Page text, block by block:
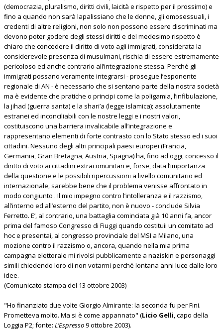
(democrazia, pluralismo, diritti civili, laicità e rispetto per il prossimo) e
fino a quando non sarà lapalissiano che le donne, gli omosessuali, i
credenti di altre religioni, non solo non possono essere discriminati ma
devono poter godere degli stessi diritti e del medesimo rispetto è
chiaro che concedere il diritto di voto agli immigrati, considerata la
considerevole presenza di musulmani, rischia di essere estremamente
pericoloso ed anche contrario all’integrazione stessa. Perché gli
immigrati possano veramente integrarsi - prosegue l’esponente
regionale di AN - è necessario che si sentano parte della nostra società
ma è evidente che pratiche o principi come la poligamia, l’infibulazione,
la jihad (guerra santa) e la shari’a (legge islamica); assolutamente
estranei ed inconciliabili con le nostre leggi e i nostri valori,
costituiscono una barriera invalicabile all’integrazione e
rappresentano elementi di forte contrasto con lo Stato stesso ed i suoi
cittadini. Nessuno degli altri principali paesi europei (Francia,
Germania, Gran Bretagna, Austria, Spagna) ha, fino ad oggi, concesso il
diritto di voto ai cittadini extracomunitari e, forse, data l’importanza
della questione e le possibili ripercussioni a livello comunitario ed
internazionale, sarebbe bene che il problema venisse affrontato in
modo congiunto . Il mio impegno contro l’intolleranza e il razzismo,
all’interno ed all’esterno del partito, non è nuovo - conclude Silvia
Ferretto. E’, al contrario, una battaglia cominciata già 10 anni fa, ancor
prima del famoso Congresso di Fiuggi quando costituii un comitato ad
hoc e presentai, al congresso provinciale del MSI a Milano, una
mozione contro il razzismo o, ancora, quando nella mia prima
campagna elettorale mi rivolsi pubblicamente a naziskin e personaggi
simili chiedendo loro di non votarmi perché lontana anni luce dalle loro
idee.
(Comunicato stampa del 13 ottobre 2003)
"Ho finanziato due volte Giorgio Almirante: la seconda fu per Fini.
Prometteva molto. Ma si è come appannato" (Licio Gelli, capo della
Loggia P2; fonte: L’Espresso9 ottobre 2003).